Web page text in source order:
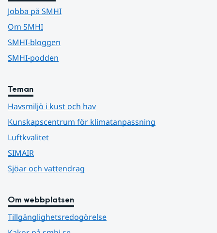
Jobba på SMHI
Om SMHI
SMHI-bloggen
SMHI-podden
Teman
Havsmiljö i kust och hav
Kunskapscentrum för klimatanpassning
Luftkvalitet
SIMAIR
Sjöar och vattendrag
Om webbplatsen
Tillgänglighetsredogörelse